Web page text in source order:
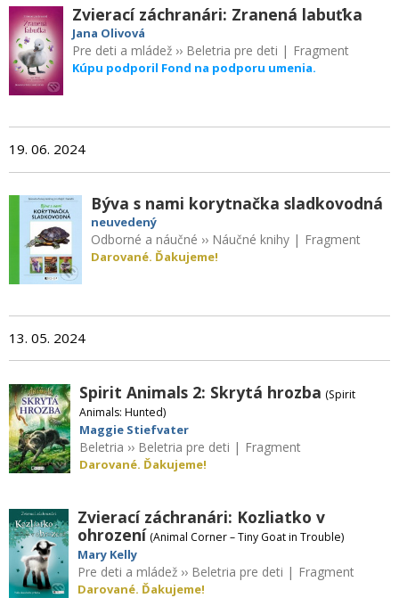
Zvierací záchranári: Zranená labuťka
Jana Olivová
Pre deti a mládež ›› Beletria pre deti | Fragment
Kúpu podporil Fond na podporu umenia.
19. 06. 2024
Býva s nami korytnačka sladkovodná
neuvedený
Odborné a náučné ›› Náučné knihy | Fragment
Darované. Ďakujeme!
13. 05. 2024
Spirit Animals 2: Skrytá hrozba (Spirit
Animals: Hunted)
Maggie Stiefvater
Beletria ›› Beletria pre deti | Fragment
Darované. Ďakujeme!
Zvierací záchranári: Kozliatko v
ohrození (Animal Corner – Tiny Goat in Trouble)
Mary Kelly
Pre deti a mládež ›› Beletria pre deti | Fragment
Darované. Ďakujeme!